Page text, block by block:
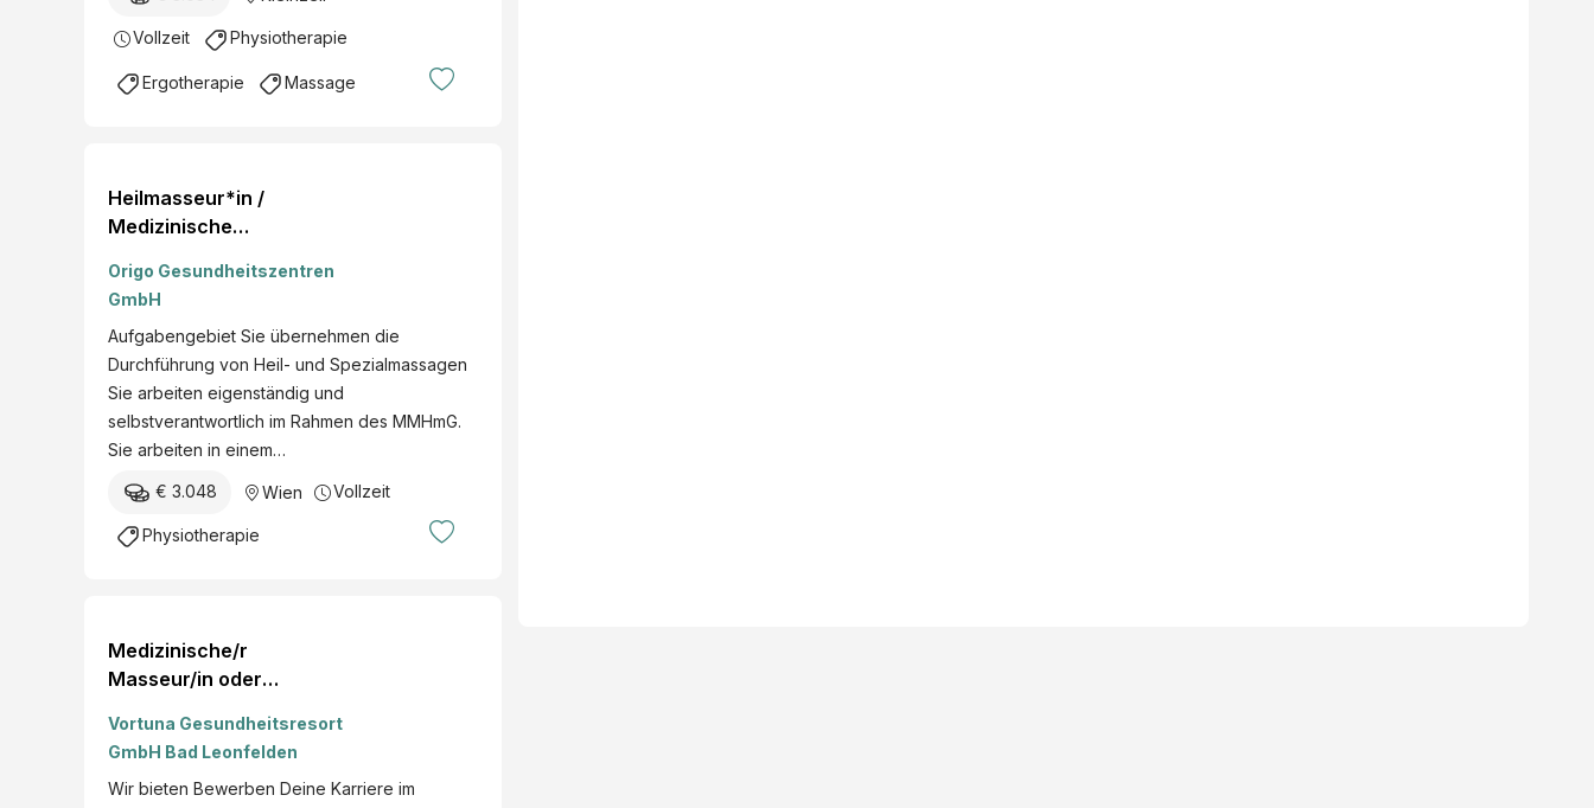
Vollzeit Physiotherapie
Ergotherapie Massage
Heilmasseur*in /
Medizinische
15 Wochenstunden,
abStandort Wien-Meidling
Origo Gesundheitszentren
GmbH
Aufgabengebiet Sie übernehmen die
Durchführung von Heil- und Spezialmassagen
Sie arbeiten eigenständig und
selbstverantwortlich im Rahmen des MMHmG.
Sie arbeiten in einem…
€ 3.048 Wien Vollzeit
Physiotherapie
Medizinische/r
Masseur/in oder
Vortuna Gesundheitsresort
GmbH Bad Leonfelden
Wir bieten Bewerben Deine Karriere im